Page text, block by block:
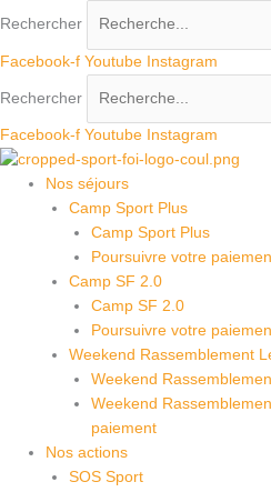
contenu
Rechercher
Facebook-f Youtube Instagram
Rechercher
Facebook-f Youtube Instagram
Nos séjours
Camp Sport Plus
Camp Sport Plus
Poursuivre votre
Camp SF 2.0
Camp SF 2.0
Poursuivre votre
Weekend Rassemblement
Weekend
Weekend
paiement
Nos actions
SOS Sport